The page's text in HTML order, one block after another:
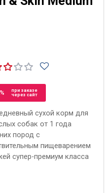
при заказе
через сайт
сухой корм для
собак от 1 года
пород с
пищеварением
супер-премиум класса